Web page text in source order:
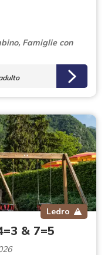
Famiglie con
Ledro
& 7=5